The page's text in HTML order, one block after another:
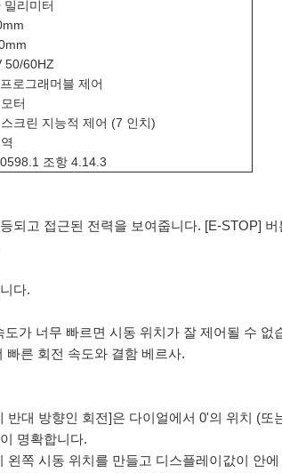
밀리미터
50/60HZ
로그래머블 제어
터
크린 지능적 제어 (7 인치)
조항 4.14.3
되고 접근된 전력을 보여줍니다. [E-STOP]
다.
가 너무 빠르면 시동 위치가 잘 제어될 수 없
빠른 회전 속도와 결함 베르사.
대 방향인 회전]은 다이얼에서 0'의 위치 (
명확합니다.
쪽 시동 위치를 만들고 디스플레이값이 안